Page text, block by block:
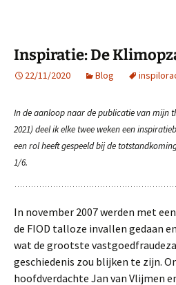
Inspiratie: De
22/11/2020 Blog
In de aanloop naar de publicatie van mijn
2021) deel ik elke twee weken een
een rol heeft gespeeld bij de
1/6.
In november 2007 werden met
de FIOD talloze invallen gedaan
wat de grootste
geschiedenis zou blijken te zijn.
hoofdverdachte Jan van Vlijmen